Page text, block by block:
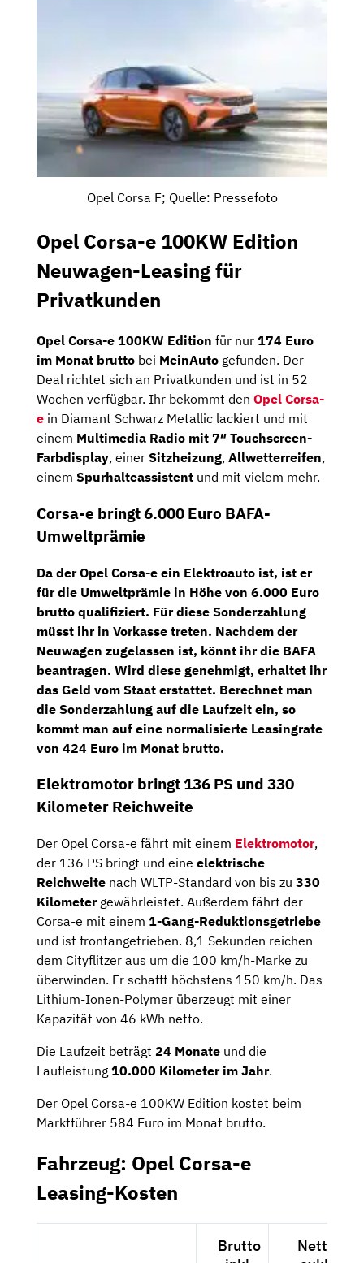
Opel Corsa F; Quelle: Pressefoto
Opel Corsa-e 100KW Edition
Neuwagen-Leasing für
Privatkunden
Opel Corsa-e 100KW Edition für nur 174 Euro
im Monat brutto bei MeinAuto gefunden. Der
Deal richtet sich an Privatkunden und ist in 52
Wochen verfügbar. Ihr bekommt den Opel Corsa-
e in Diamant Schwarz Metallic lackiert und mit
einem Multimedia Radio mit 7″ Touchscreen-
Farbdisplay, einer Sitzheizung, Allwetterreifen,
einem Spurhalteassistent und mit vielem mehr.
Corsa-e bringt 6.000 Euro BAFA-
Umweltprämie
Da der Opel Corsa-e ein Elektroauto ist, ist er
für die Umweltprämie in Höhe von 6.000 Euro
brutto qualifiziert. Für diese Sonderzahlung
müsst ihr in Vorkasse treten. Nachdem der
Neuwagen zugelassen ist, könnt ihr die BAFA
beantragen. Wird diese genehmigt, erhaltet ihr
das Geld vom Staat erstattet. Berechnet man
die Sonderzahlung auf die Laufzeit ein, so
kommt man auf eine normalisierte Leasingrate
von 424 Euro im Monat brutto.
Elektromotor bringt 136 PS und 330
Kilometer Reichweite
Der Opel Corsa-e fährt mit einem Elektromotor,
der 136 PS bringt und eine elektrische
Reichweite nach WLTP-Standard von bis zu 330
Kilometer gewährleistet. Außerdem fährt der
Corsa-e mit einem 1-Gang-Reduktionsgetriebe
und ist frontangetrieben. 8,1 Sekunden reichen
dem Cityflitzer aus um die 100 km/h-Marke zu
überwinden. Er schafft höchstens 150 km/h. Das
Lithium-Ionen-Polymer überzeugt mit einer
Kapazität von 46 kWh netto.
Die Laufzeit beträgt 24 Monate und die
Laufleistung 10.000 Kilometer im Jahr.
Der Opel Corsa-e 100KW Edition kostet beim
Marktführer 584 Euro im Monat brutto.
Fahrzeug: Opel Corsa-e
Leasing-Kosten
Brutto
Netto